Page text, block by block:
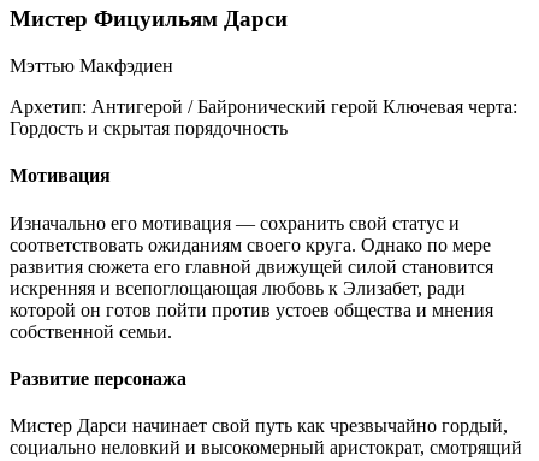
Мистер Фицуильям Дарси
Мэттью Макфэдиен
Архетип: Антигерой / Байронический герой Ключевая черта:
Гордость и скрытая порядочность
Мотивация
Изначально его мотивация — сохранить свой статус и
соответствовать ожиданиям своего круга. Однако по мере
развития сюжета его главной движущей силой становится
искренняя и всепоглощающая любовь к Элизабет, ради
которой он готов пойти против устоев общества и мнения
собственной семьи.
Развитие персонажа
Мистер Дарси начинает свой путь как чрезвычайно гордый,
социально неловкий и высокомерный аристократ, смотрящий